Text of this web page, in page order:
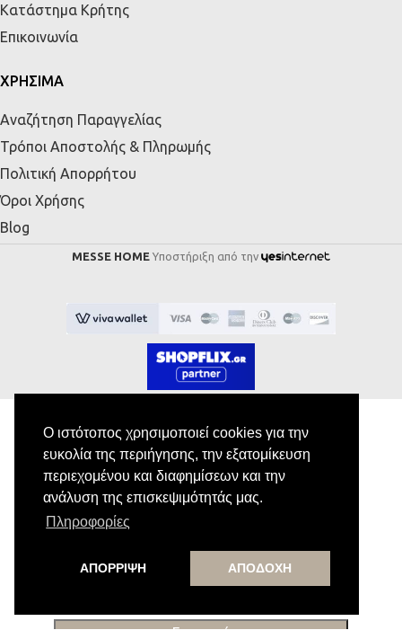
Ο ιστότοπος χρησιμοποιεί cookies για την
ευκολία της περιήγησης, την εξατομίκευση
περιεχομένου και διαφημίσεων και την
ανάλυση της επισκεψιμότητάς μας.
Πληροφορίες
ΑΠΟΡΡΙΨΗ ΑΠΟΔΟΧΗ
Κατάστημα Κρήτης
Επικοινωνία
ΧΡΗΣΙΜΑ
Αναζήτηση Παραγγελίας
Τρόποι Αποστολής & Πληρωμής
Πολιτική Απορρήτου
Όροι Χρήσης
Blog
MESSE HOME Υποστήριξη από την
Εγγραφή στο Newsletter
Κάνε εγγραφή στο newsletter μας για να
λαμβάνεις αποκλειστικές προσφορές.